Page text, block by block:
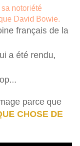
notoriété
David Bowie.
français de la
a été rendu,
parce que
CHOSE DE